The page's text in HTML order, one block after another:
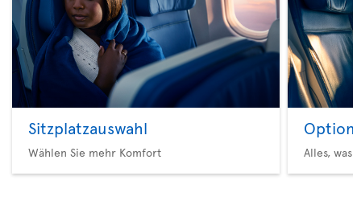
Sitzplatzauswahl
Wählen Sie mehr Komfort
Option
Alles, was